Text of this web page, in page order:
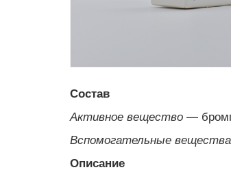
Состав
Активное вещество —
Вспомогательные вещества
Описание